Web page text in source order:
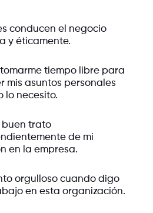
conducen el negocio
y éticamente.
tiempo libre para
mis asuntos personales
lo necesito.
buen trato
de mi
en la empresa.
orgulloso cuando digo
en esta organización.